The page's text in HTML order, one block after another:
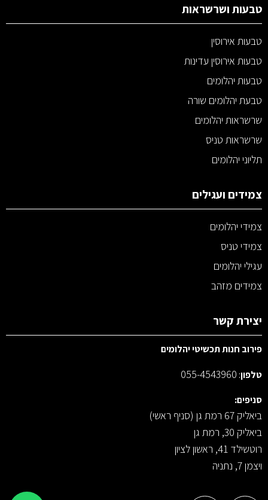
טבעות ושרשראות
טבעות אירוסין
טבעות אירוסין עדינות
טבעות יהלומים
טבעת יהלומים שורה
שרשראות יהלומים
שרשראות טניס
תליוני יהלומים
צמידים ועגילים
צמידי יהלומים
צמידי טניס
עגילי יהלומים
צמידים מזהב
יצירת קשר
פירוב חנות תכשיטי יהלומים
טלפון:
055-4543960
סניפים:
ביאליק 67 רמת גן (סניף ראשי)
ביאליק 30, רמת גן
רוטשילד 41, ראשון לציון
ויצמן 7, נתניה